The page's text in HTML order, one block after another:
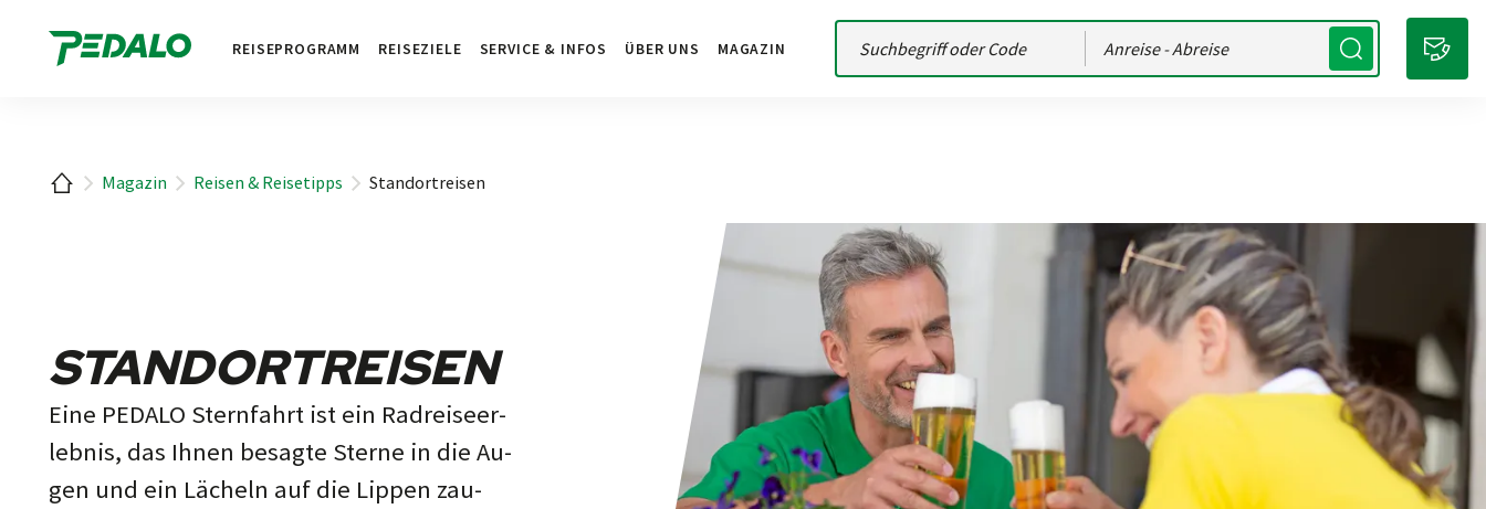
REISEPROGRAMM REISEZIELE SERVICE & INFOS ÜBER UNS MAGAZIN Anreise- Abreise
StartseiteMagazin Reisen & Reisetipps Standortreisen
STANDORTREISEN
Eine PEDALO Sternfahrt ist ein Rad­rei­se­er­
leb­nis, das Ihnen be­sag­te Ster­ne in die Au­
gen und ein Lä­cheln auf die Lip­pen zau­